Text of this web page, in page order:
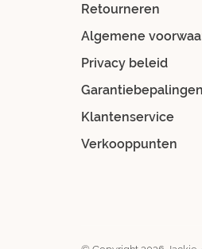
Retourneren
Algemene
Privacy beleid
Garantiebepalingen
Klantenservice
Verkooppunten